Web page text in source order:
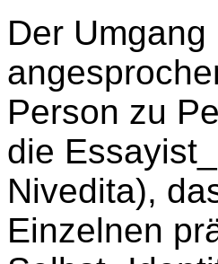
Der
Person zu
die
Nivedita),
Einzelnen